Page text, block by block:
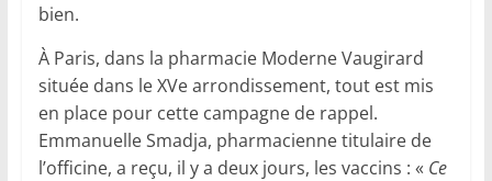
bien.
À Paris, dans la pharmacie Moderne Vaugirard
située dans le XVe arrondissement, tout est mis
en place pour cette campagne de rappel.
Emmanuelle Smadja, pharmacienne titulaire de
l’officine, a reçu, il y a deux jours, les vaccins : « Ce